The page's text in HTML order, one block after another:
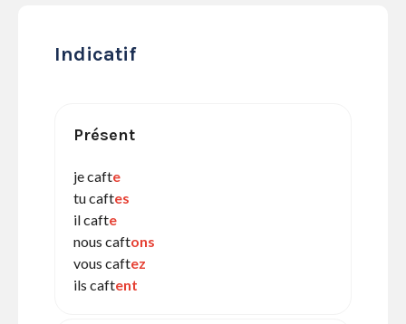
Indicatif
Présent
je cafte
tu caftes
il cafte
nous caftons
vous caftez
ils caftent